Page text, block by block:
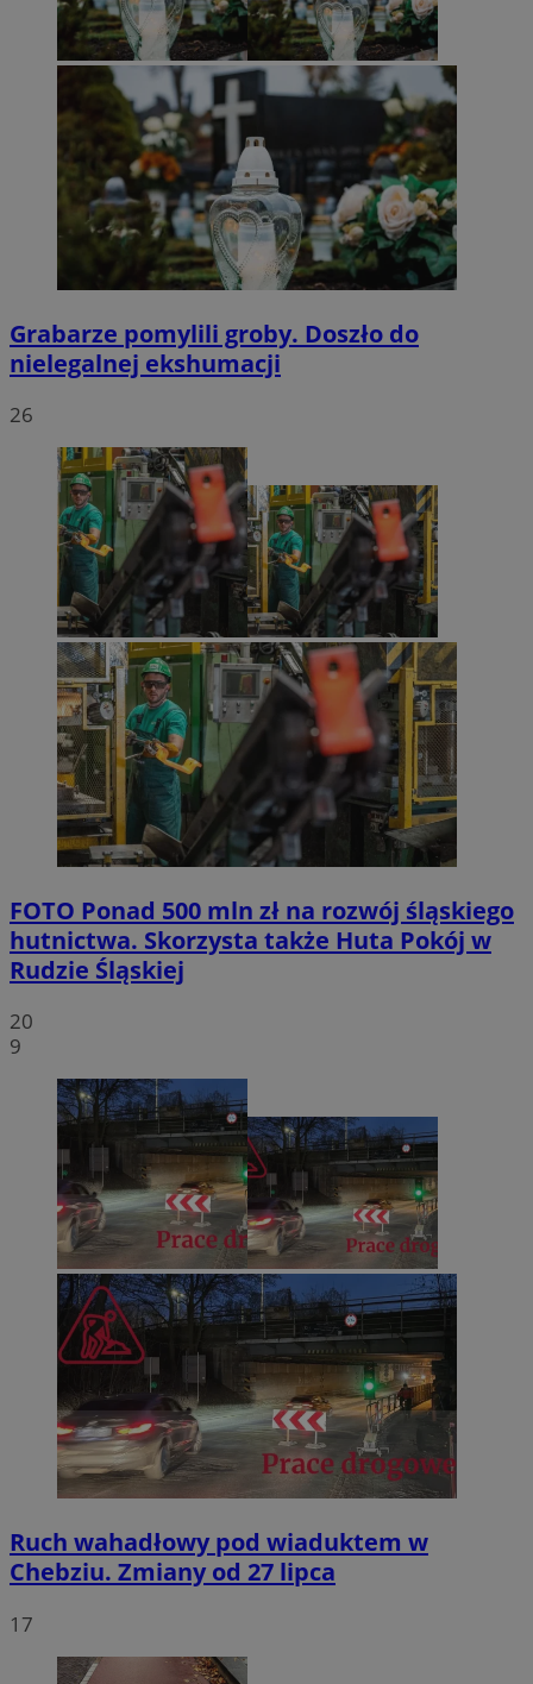
Grabarze pomylili groby. Doszło do
nielegalnej ekshumacji
26
FOTO Ponad 500 mln zł na rozwój śląskiego
hutnictwa. Skorzysta także Huta Pokój w
Rudzie Śląskiej
20
9
Ruch wahadłowy pod wiaduktem w
Chebziu. Zmiany od 27 lipca
17